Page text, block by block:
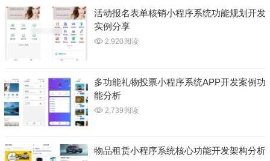
活动报名表单核销小程序系统功能规划开发
实例分享
2,920 阅读
多功能礼物投票小程序系统APP开发案例功
能分析
2,739 阅读
物品租赁小程序系统核心功能开发架构分析